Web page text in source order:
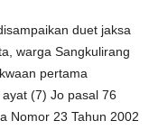
duet jaksa
warga Sangkulirang
pertama
(7) Jo pasal 76
Nomor 23 Tahun 2002